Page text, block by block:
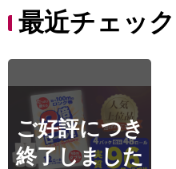
最近チェッ
ご好評につき
終了しました